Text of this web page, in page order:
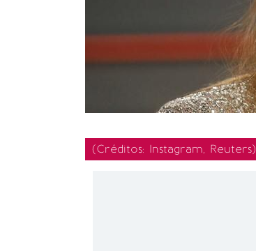
(Créditos: Instagram, Reuters)